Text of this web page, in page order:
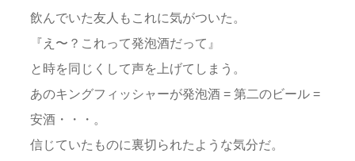
飲んでいた友人もこれに気がついた。
『え〜？これって発泡酒だって』
と時を同じくして声を上げてしまう。
あのキングフィッシャーが発泡酒 = 第二のビール =
安酒・・・。
信じていたものに裏切られたような気分だ。